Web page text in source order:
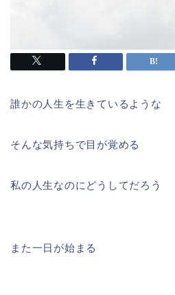
誰かの人生を生きているような
そんな気持ちで目が覚める
私の人生なのにどうしてだろう
また一日が始まる